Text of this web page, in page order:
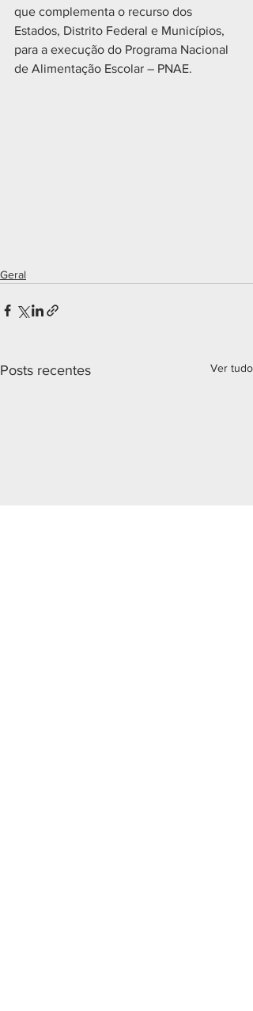
que complementa o recurso dos
Estados, Distrito Federal e Municípios,
para a execução do Programa Nacional
de Alimentação Escolar – PNAE.
Geral
Posts recentes Ver tudo